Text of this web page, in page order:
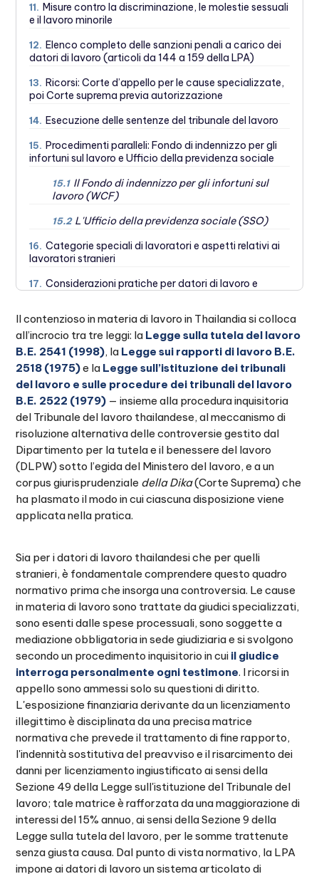
11. Misure contro la discriminazione, le molestie sessuali
e il lavoro minorile
12. Elenco completo delle sanzioni penali a carico dei
datori di lavoro (articoli da 144 a 159 della LPA)
13. Ricorsi: Corte d’appello per le cause specializzate,
poi Corte suprema previa autorizzazione
14. Esecuzione delle sentenze del tribunale del lavoro
15. Procedimenti paralleli: Fondo di indennizzo per gli
infortuni sul lavoro e Ufficio della previdenza sociale
15.1 Il Fondo di indennizzo per gli infortuni sul
lavoro (WCF)
15.2 L'Ufficio della previdenza sociale (SSO)
16. Categorie speciali di lavoratori e aspetti relativi ai
lavoratori stranieri
17. Considerazioni pratiche per datori di lavoro e
18. Domande frequenti sul contenzioso in materia di
lavoro in Thailandia
19. Conclusione: come agire in caso di controversia di
lavoro in Thailandia
Il contenzioso in materia di lavoro in Thailandia si colloca
all’incrocio tra tre leggi: la Legge sulla tutela del lavoro
B.E. 2541 (1998), la Legge sui rapporti di lavoro B.E.
2518 (1975)e la Legge sull’istituzione dei tribunali
del lavoro e sulle procedure dei tribunali del lavoro
B.E. 2522 (1979) — insieme alla procedura inquisitoria
del Tribunale del lavoro thailandese, al meccanismo di
risoluzione alternativa delle controversie gestito dal
Dipartimento per la tutela e il benessere del lavoro
(DLPW) sotto l’egida del Ministero del lavoro, e a un
corpus giurisprudenziale della Dika(Corte Suprema) che
ha plasmato il modo in cui ciascuna disposizione viene
applicata nella pratica.
Sia per i datori di lavoro thailandesi che per quelli
stranieri, è fondamentale comprendere questo quadro
normativo prima che insorga una controversia. Le cause
in materia di lavoro sono trattate da giudici specializzati,
sono esenti dalle spese processuali, sono soggette a
mediazione obbligatoria in sede giudiziaria e si svolgono
secondo un procedimento inquisitorio in cui il giudice
interroga personalmente ogni testimone. I ricorsi in
appello sono ammessi solo su questioni di diritto.
L'esposizione finanziaria derivante da un licenziamento
illegittimo è disciplinata da una precisa matrice
normativa che prevede il trattamento di fine rapporto,
l'indennità sostitutiva del preavviso e il risarcimento dei
danni per licenziamento ingiustificato ai sensi della
Sezione 49 della Legge sull'istituzione del Tribunale del
lavoro; tale matrice è rafforzata da una maggiorazione di
interessi del 15% annuo, ai sensi della Sezione 9 della
Legge sulla tutela del lavoro, per le somme trattenute
senza giusta causa. Dal punto di vista normativo, la LPA
impone ai datori di lavoro un sistema articolato di